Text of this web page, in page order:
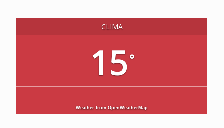
CLIMA
15°
Weather from OpenWeatherMap